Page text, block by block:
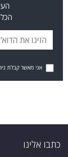
אני מאשר קבלת
כתבו אלינו